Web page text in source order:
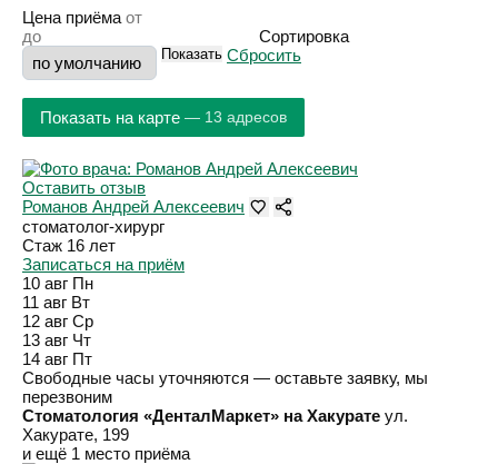
Цена приёма
Сортировка
Показать Сбросить
Показать на карте — 13 адресов
Оставить отзыв
Романов Андрей Алексеевич
стоматолог-хирург
Стаж 16 лет
Записаться на приём
10 авг Пн
11 авг Вт
12 авг Ср
13 авг Чт
14 авг Пт
Свободные часы уточняются — оставьте заявку, мы
перезвоним
Стоматология «ДенталМаркет» на Хакурате ул.
Хакурате, 199
и ещё 1 место приёма